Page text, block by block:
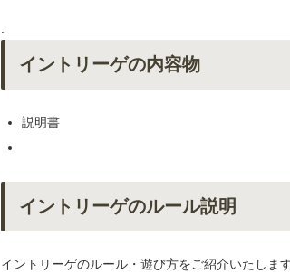
.
イントリーゲの内容物
説明書
イントリーゲのルール説明
イントリーゲのルール・遊び方をご紹介いたします